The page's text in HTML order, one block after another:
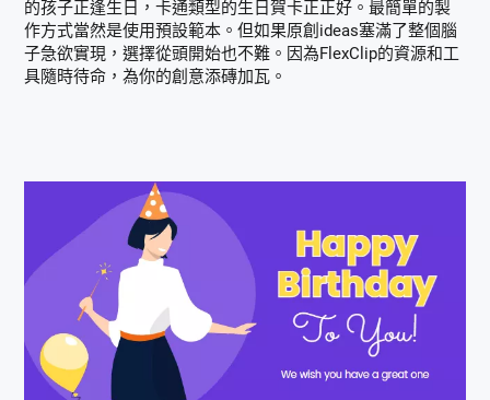
的孩子正逢生日，卡通類型的生日賀卡正正好。最簡單的製
作方式當然是使用預設範本。但如果原創ideas塞滿了整個腦
子急欲實現，選擇從頭開始也不難。因為FlexClip的資源和工
具隨時待命，為你的創意添磚加瓦。